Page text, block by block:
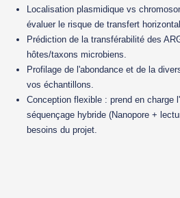
Localisation plasmidique vs
évaluer le risque de transfert
Prédiction de la transférabilité des
hôtes/taxons microbiens.
Profilage de l'abondance et de la
vos échantillons.
Conception flexible : prend en charge
séquençage hybride (Nanopore +
besoins du projet.